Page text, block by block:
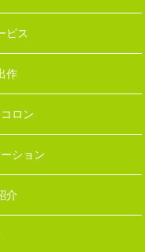
ビス
作
ロン
ション
介